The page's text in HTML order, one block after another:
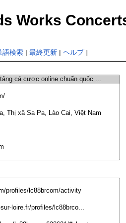
Works
語検索| 最終更新| ヘルプ]